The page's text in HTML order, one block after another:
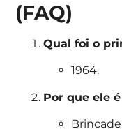
(FAQ)
Qual foi o
1964.
Por que ele